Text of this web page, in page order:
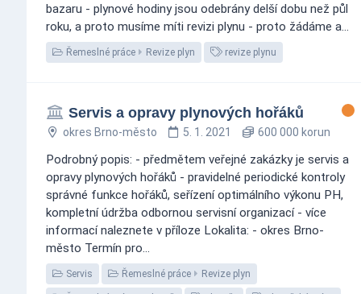
bazaru - plynové hodiny jsou odebrány delší dobu než půl
roku, a proto musíme míti revizi plynu - proto žádáme a...
Řemeslné práce Revize plyn revize plynu
Servis a opravy plynových hořáků
okres Brno-město 5. 1. 2021 600 000 korun
Podrobný popis: - předmětem veřejné zakázky je servis a
opravy plynových hořáků - pravidelné periodické kontroly
správné funkce hořáků, seřízení optimálního výkonu PH,
kompletní údržba odbornou servisní organizací - více
informací naleznete v příloze Lokalita: - okres Brno-
město Termín pro...
Servis Řemeslné práce Revize plyn